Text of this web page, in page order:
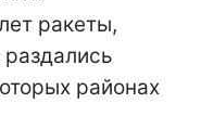
ракеты,
районах